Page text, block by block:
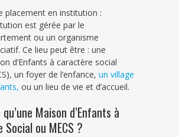
placement en institution :
est gérée par le
ou un organisme
Ce lieu peut être : une
d’Enfants à caractère social
un foyer de l’enfance, un village
ou un lieu de vie et d’accueil.
Maison d’Enfants à
ou MECS ?